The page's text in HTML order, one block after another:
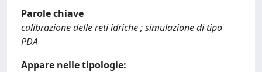
Parole chiave
calibrazione delle reti idriche ; simulazione di tipo
PDA
Appare nelle tipologie: